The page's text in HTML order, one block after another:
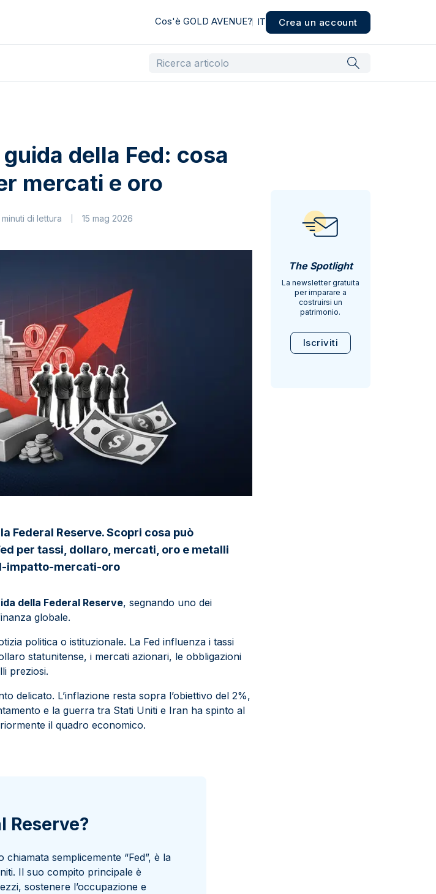
Cos'è GOLD AVENUE? IT Crea un account
della Fed: cosa
mercati e oro
minuti di lettura 15 mag 2026
Federal Reserve. Scopri cosa può
per tassi, dollaro, mercati, oro e metalli
impatto-mercati-oro
della Federal Reserve, segnando uno dei
globale.
politica o istituzionale. La Fed influenza i tassi
statunitense, i mercati azionari, le obbligazioni
preziosi.
delicato. L’inflazione resta sopra l’obiettivo del 2%,
e la guerra tra Stati Uniti e Iran ha spinto al
il quadro economico.
Reserve?
chiamata semplicemente “Fed”, è la
Il suo compito principale è
sostenere l’occupazione e
The Spotlight
La newsletter gratuita
per imparare a
costruirsi un
patrimonio.
Iscriviti